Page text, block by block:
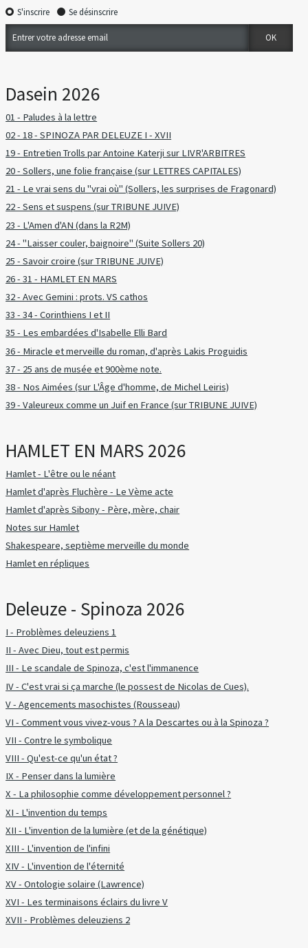
S'inscrire Se désinscrire
Dasein 2026
01 - Paludes à la lettre
02 - 18 - SPINOZA PAR DELEUZE I - XVII
19 - Entretien Trolls par Antoine Katerji sur LIVR'ARBITRES
20 - Sollers, une folie française (sur LETTRES CAPITALES)
21 - Le vrai sens du "vrai où" (Sollers, les surprises de Fragonard)
22 - Sens et suspens (sur TRIBUNE JUIVE)
23 - L'Amen d'AN (dans la R2M)
24 - "Laisser couler, baignoire" (Suite Sollers 20)
25 - Savoir croire (sur TRIBUNE JUIVE)
26 - 31 - HAMLET EN MARS
32 - Avec Gemini : prots. VS cathos
33 - 34 - Corinthiens I et II
35 - Les embardées d'Isabelle Elli Bard
36 - Miracle et merveille du roman, d'après Lakis Proguidis
37 - 25 ans de musée et 900ème note.
38 - Nos Aimées (sur L'Âge d'homme, de Michel Leiris)
39 - Valeureux comme un Juif en France (sur TRIBUNE JUIVE)
HAMLET EN MARS 2026
Hamlet - L'être ou le néant
Hamlet d'après Fluchère - Le Vème acte
Hamlet d'après Sibony - Père, mère, chair
Notes sur Hamlet
Shakespeare, septième merveille du monde
Hamlet en répliques
Deleuze - Spinoza 2026
I - Problèmes deleuziens 1
II - Avec Dieu, tout est permis
III - Le scandale de Spinoza, c'est l'immanence
IV - C'est vrai si ça marche (le possest de Nicolas de Cues).
V - Agencements masochistes (Rousseau)
VI - Comment vous vivez-vous ? A la Descartes ou à la Spinoza ?
VII - Contre le symbolique
VIII - Qu'est-ce qu'un état ?
IX - Penser dans la lumière
X - La philosophie comme développement personnel ?
XI - L'invention du temps
XII - L'invention de la lumière (et de la génétique)
XIII - L'invention de l'infini
XIV - L'invention de l'éternité
XV - Ontologie solaire (Lawrence)
XVI - Les terminaisons éclairs du livre V
XVII - Problèmes deleuziens 2